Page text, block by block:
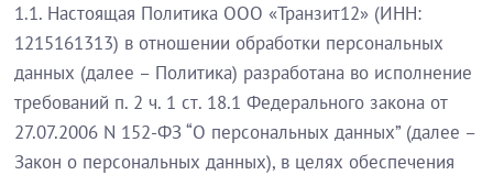
1.1. Настоящая Политика ООО «Транзит12» (ИНН:
1215161313) в отношении обработки персональных
данных (далее – Политика) разработана во исполнение
требований п. 2 ч. 1 ст. 18.1 Федерального закона от
27.07.2006 N 152-ФЗ “О персональных данных” (далее –
Закон о персональных данных), в целях обеспечения